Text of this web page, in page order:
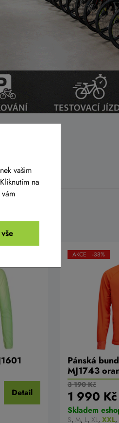
Detail
Pánská
MJ1743
AKCE -38%
3 190 Kč
1 990 Kč
Skladem
S, M, L, XL, XXL,
vašim
na